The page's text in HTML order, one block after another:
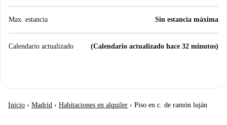
Max. estancia Sin estancia máxima
Calendario actualizado (Calendario actualizado hace 32 minutos)
Inicio › Madrid › Habitaciones en alquiler › Piso en c. de ramón luján